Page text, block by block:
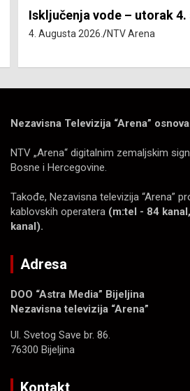
Isključenja vode – utorak 4.
4. Augusta 2026. NTV Arena
Nezavisna Televizija “Arena”
NTV „Arena“ digitalnim zemaljskim
Bosne i Hercegovine.
Takođe, Nezavisna televizija “Arena”
kablovskih operatera (m:tel - 84
kanal).
Adresa
DOO “Astra Media” Bijeljina
Nezavisna televizija “Arena”
Ul. Svetog Save br. 86.
76300 Bijeljina